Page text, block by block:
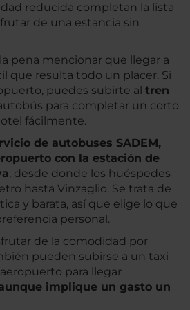
reducida completan la lista
de una estancia sin
pena mencionar que llegar a
que resulta todo un placer. Si
puedes subirte al tren
para completar un corto
fácilmente.
de autobuses SADEM,
con la estación de
, desde donde los huéspedes
hasta Vinzaglio. Se trata de
y barata, así que elige lo que
personal.
de la comodidad por
pueden subirse a un taxi
para llegar
implique un gasto un